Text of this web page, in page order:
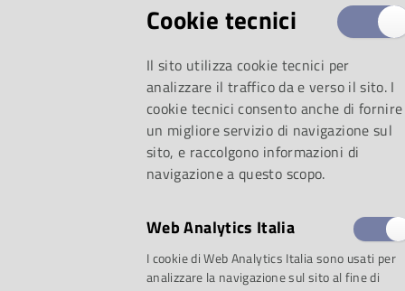
Cookie tecnici
Il sito utilizza cookie tecnici per
analizzare il traffico da e verso il sito. I
cookie tecnici consento anche di fornire
un migliore servizio di navigazione sul
sito, e raccolgono informazioni di
navigazione a questo scopo.
Web Analytics Italia
I cookie di Web Analytics Italia sono usati per
analizzare la navigazione sul sito al fine di